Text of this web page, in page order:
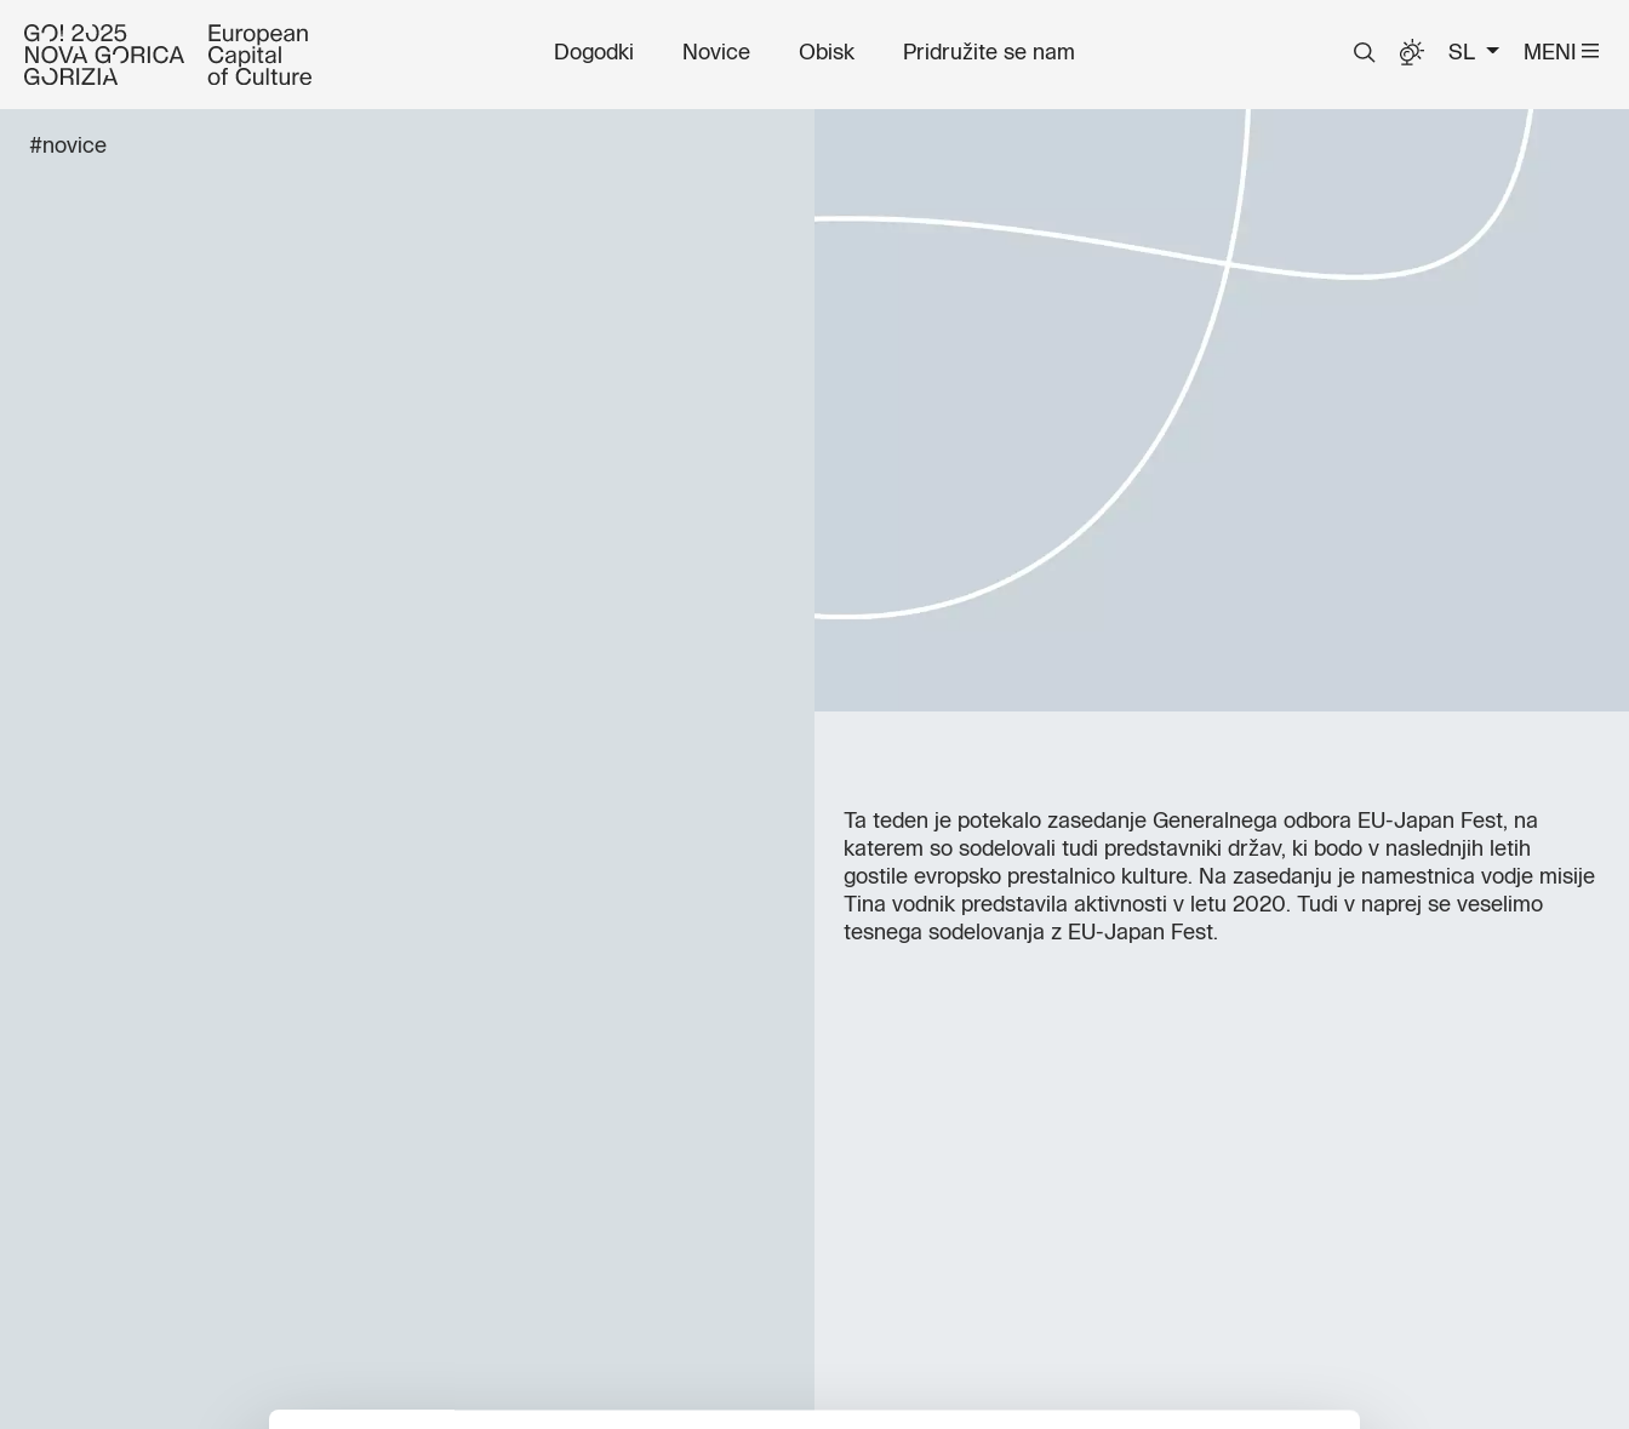
Dogodki Novice Obisk Pridružite se nam SL MENI
#novice
Ta teden je potekalo zasedanje Generalnega odbora EU-Japan Fest, na
katerem so sodelovali tudi predstavniki držav, ki bodo v naslednjih letih
gostile evropsko prestalnico kulture. Na zasedanju je namestnica vodje misije
Tina vodnik predstavila aktivnosti v letu 2020. Tudi v naprej se veselimo
tesnega sodelovanja z EU-Japan Fest.